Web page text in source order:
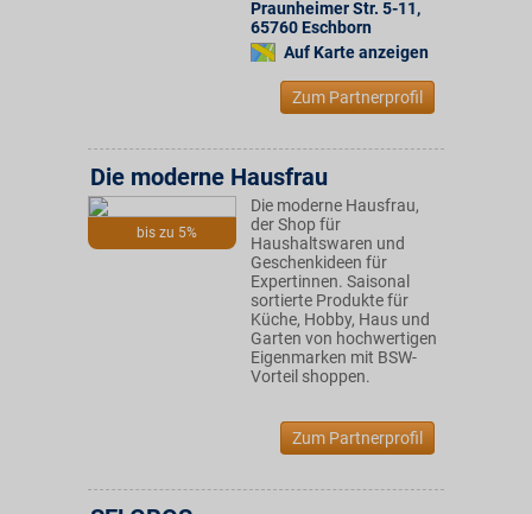
Praunheimer Str. 5-11,
65760 Eschborn
Auf Karte anzeigen
Zum Partnerprofil
bis zu 5%
Die moderne Hausfrau
Die moderne Hausfrau,
der Shop für
Haushaltswaren und
Geschenkideen für
Expertinnen. Saisonal
sortierte Produkte für
Küche, Hobby, Haus und
Garten von hochwertigen
Eigenmarken mit BSW-
Vorteil shoppen.
Zum Partnerprofil